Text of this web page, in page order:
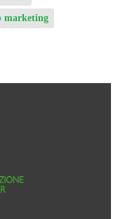
marketing